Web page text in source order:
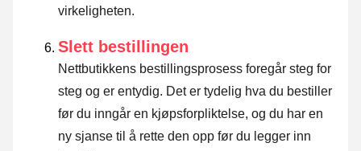
virkeligheten.
Slett bestillingen
Nettbutikkens bestillingsprosess foregår steg for
steg og er entydig. Det er tydelig hva du bestiller
før du inngår en kjøpsforpliktelse, og du har en
ny sjanse til å rette den opp før du legger inn